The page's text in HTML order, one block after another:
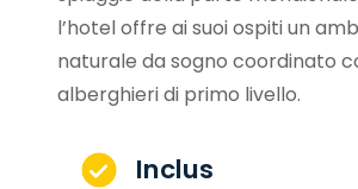
l’hotel offre ai suoi ospiti un
naturale da sogno coordinato
alberghieri di primo livello.
Inclus